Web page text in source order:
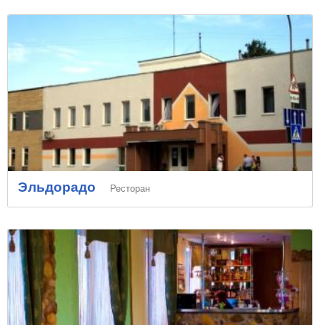
Эльдорадо Ресторан